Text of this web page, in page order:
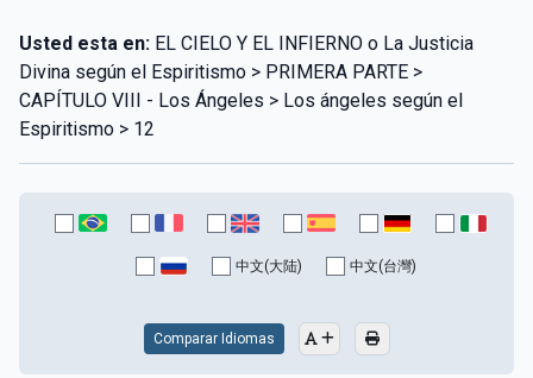
Usted esta en: EL CIELO Y EL INFIERNO o La Justicia
Divina según el Espiritismo > PRIMERA PARTE >
CAPÍTULO VIII - Los Ángeles > Los ángeles según el
Espiritismo > 12
中文(大陆) 中文(台灣)
Comparar Idiomas